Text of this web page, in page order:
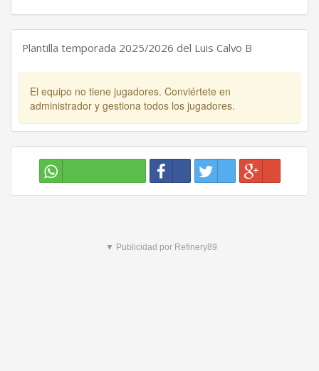
Plantilla temporada 2025/2026 del Luis Calvo B
El equipo no tiene jugadores. Conviértete en
administrador y gestiona todos los jugadores.
▼ Publicidad por Refinery89